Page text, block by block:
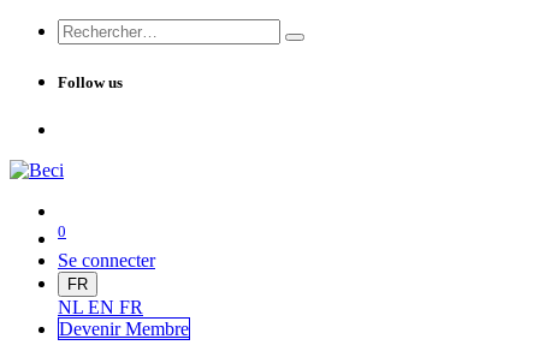
Follow us
0
Se connecter
FR
NL EN FR
Devenir Membre